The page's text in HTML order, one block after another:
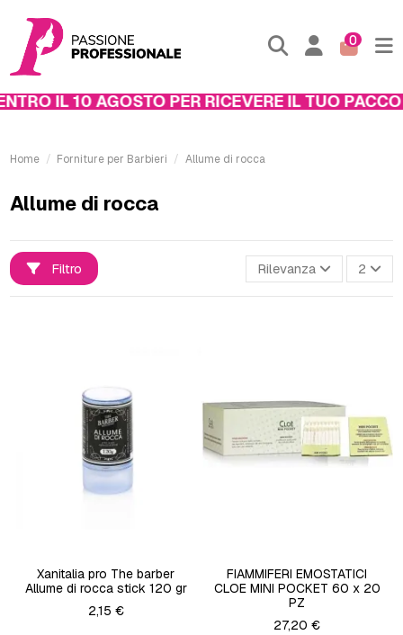
0
IL 10 AGOSTO PER RICEVERE IL TUO PACCO
Home Forniture per Barbieri Allume di rocca
Allume di rocca
Filtro Rilevanza 2
Xanitalia pro The barber
Allume di rocca stick 120 gr
2,15 €
FIAMMIFERI EMOSTATICI
CLOE MINI POCKET 60 x 20
PZ
27,20 €